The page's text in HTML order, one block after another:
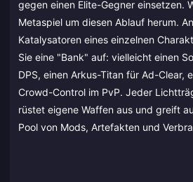
gegen einen Elite-Gegner einsetzen.
Metaspiel um diesen Ablauf herum.
Katalysatoren eines einzelnen
Sie eine "Bank" auf: vielleicht einen
DPS, einen Arkus-Titan für Ad-Clear,
Crowd-Control im PvP. Jeder
rüstet eigene Waffen aus und greift
Pool von Mods, Artefakten und